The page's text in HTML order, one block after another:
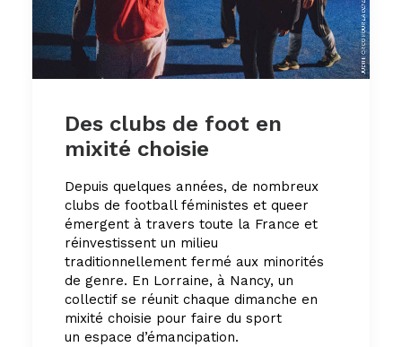
Des clubs de foot en
mixité choisie
Depuis quelques années, de nombreux
clubs de football féministes et queer
émergent à travers toute la France et
réinvestissent un milieu
traditionnellement fermé aux minorités
de genre. En Lorraine, à Nancy, un
collectif se réunit chaque dimanche en
mixité choisie pour faire du sport
un espace d’émancipation.